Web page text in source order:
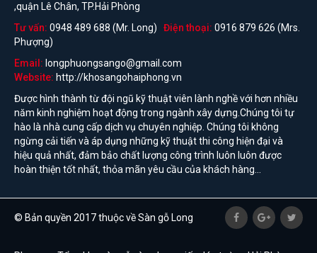
,quận Lê Chân, TP.Hải Phòng
Tư vấn: 0948 489 688 (Mr. Long) Điện thoại: 0916 879 626 (Mrs.
Phượng)
Email: longphuongsango@gmail.com
Website: http://khosangohaiphong.vn
Được hình thành từ đội ngũ kỹ thuật viên lành nghề với hơn nhiều
năm kinh nghiệm hoạt động trong ngành xây dựng.Chúng tôi tự
hào là nhà cung cấp dịch vụ chuyên nghiệp. Chúng tôi không
ngừng cải tiến và áp dụng những kỹ thuật thi công hiện đại và
hiệu quả nhất, đảm bảo chất lượng công trình luôn luôn được
hoàn thiện tốt nhất, thỏa mãn yêu cầu của khách hàng...
© Bản quyền 2017 thuộc về Sàn gỗ Long